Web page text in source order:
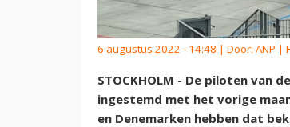
6 augustus 2022 - 14:48 | Door: ANP |
STOCKHOLM - De piloten van
ingestemd met het vorige
en Denemarken hebben dat